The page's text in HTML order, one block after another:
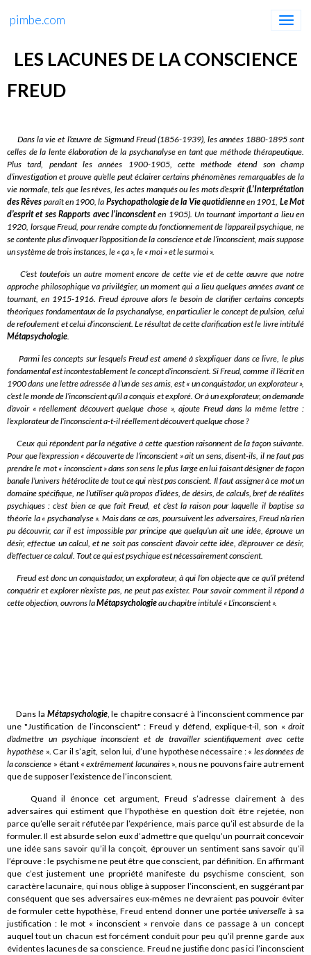
pimbe.com
LES LACUNES DE LA CONSCIENCE
FREUD
Dans la vie et l’œuvre de Sigmund Freud (1856-1939), les années 1880-1895 sont
celles de la lente élaboration de la psychanalyse en tant que méthode thérapeutique.
Plus tard, pendant les années 1900-1905, cette méthode étend son champ
d’investigation et prouve qu’elle peut éclairer certains phénomènes remarquables de la
vie normale, tels que les rêves, les actes manqués ou les mots d’esprit (L’Interprétation
des Rêves paraît en 1900, la Psychopathologie de la Vie quotidienneen 1901, Le Mot
d’esprit et ses Rapports avec l’inconscienten 1905). Un tournant important a lieu en
1920, lorsque Freud, pour rendre compte du fonctionnement de l’appareil psychique, ne
se contente plus d’invoquer l’opposition de la conscience et de l’inconscient, mais suppose
un système de trois instances, le « ça », le « moi » et le surmoi ».
C’est toutefois un autre moment encore de cette vie et de cette œuvre que notre
approche philosophique va privilégier, un moment qui a lieu quelques années avant ce
tournant, en 1915-1916. Freud éprouve alors le besoin de clarifier certains concepts
théoriques fondamentaux de la psychanalyse, en particulier le concept de pulsion, celui
de refoulement et celui d’inconscient. Le résultat de cette clarification est le livre intitulé
Métapsychologie.
Parmi les concepts sur lesquels Freud est amené à s’expliquer dans ce livre, le plus
fondamental est incontestablement le concept d’inconscient. Si Freud, comme il l’écrit en
1900 dans une lettre adressée à l’un de ses amis, est « un conquistador, un explorateur »,
c’est le monde de l’inconscient qu’il a conquis et exploré. Or à un explorateur, on demande
d’avoir « réellement découvert quelque chose », ajoute Freud dans la même lettre :
l’explorateur de l’inconscient a-t-il réellement découvert quelque chose ?
Ceux qui répondent par la négative à cette question raisonnent de la façon suivante.
Pour que l’expression « découverte de l’inconscient » ait un sens, disent-ils, il ne faut pas
prendre le mot « inconscient » dans son sens le plus large en lui faisant désigner de façon
banale l’univers hétéroclite de tout ce qui n’est pas conscient. Il faut assigner à ce mot un
domaine spécifique, ne l’utiliser qu’à propos d’idées, de désirs, de calculs, bref de réalités
psychiques : c’est bien ce que fait Freud, et c’est la raison pour laquelle il baptise sa
théorie la « psychanalyse ». Mais dans ce cas, poursuivent les adversaires, Freud n’a rien
pu découvrir, car il est impossible par principe que quelqu’un ait une idée, éprouve un
désir, effectue un calcul, et ne soit pas conscient d’avoir cette idée, d’éprouver ce désir,
d’effectuer ce calcul. Tout ce qui est psychique est nécessairement conscient.
Freud est donc un conquistador, un explorateur, à qui l’on objecte que ce qu’il prétend
conquérir et explorer n’existe pas, ne peut pas exister. Pour savoir comment il répond à
cette objection, ouvrons laMétapsychologieau chapitre intitulé « L’inconscient ».
Dans la Métapsychologie, le chapitre consacré à l’inconscient commence par
une "Justification de l’inconscient" : Freud y défend, explique-t-il, son « droit
d’admettre un psychique inconscient et de travailler scientifiquement avec cette
hypothèse ». Car il s’agit, selon lui, d’une hypothèse nécessaire : « les données de
la conscience » étant «extrêmement lacunaires», nous ne pouvons faire autrement
que de supposer l’existence de l’inconscient.
Quand il énonce cet argument, Freud s’adresse clairement à des
adversaires qui estiment que l’hypothèse en question doit être rejetée, non
parce qu’elle serait réfutée par l’expérience, mais parce qu’il est absurde de la
formuler. Il est absurde selon eux d’admettre que quelqu’un pourrait concevoir
une idée sans savoir qu’il la conçoit, éprouver un sentiment sans savoir qu’il
l’éprouve : le psychisme ne peut être que conscient, par définition. En affirmant
que c’est justement une propriété manifeste du psychisme conscient, son
caractère lacunaire, qui nous oblige à supposer l’inconscient, en suggérant par
conséquent que ses adversaires eux-mêmes ne devraient pas pouvoir éviter
de formuler cette hypothèse, Freud entend donner une portée universelleà sa
justification : le mot « inconscient » renvoie dans ce passage à un concept
auquel tout un chacun est forcément conduit pour peu qu’il prenne garde aux
évidentes lacunes de sa conscience. Freud ne justifie donc pas ici l’inconscient